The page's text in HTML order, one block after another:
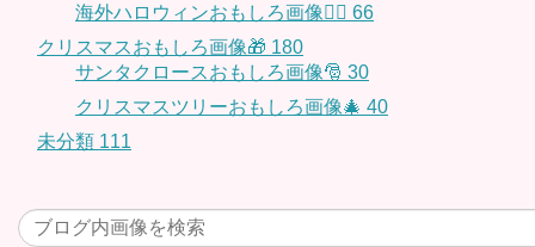
海外ハロウィンおもしろ画像🧛‍♂️ 66
クリスマスおもしろ画像🎁 180
サンタクロースおもしろ画像🎅 30
クリスマスツリーおもしろ画像🎄 40
未分類 111